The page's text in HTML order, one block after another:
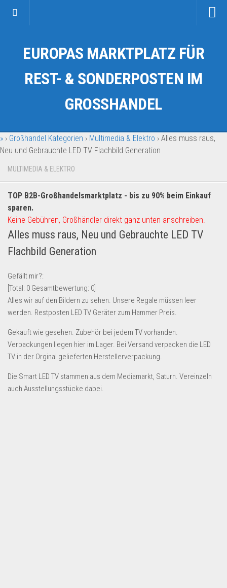
Kategorien
Auto & Motorrad
Fahrzeuge & Transport
Garten & Werkzeug
Geschäft, Büro & Schreibwaren
Geschenkartikel
Handy und Smartphone
Kosmetik & Pflege
Lebensmittel & Getränke
Multimedia & Elektro
Münzen
Spielzeug & Games
Uhren & Schmuck
Wohnen & Einrichten
Restposten-Angebote
Restposten für Privatpersonen
EUROPAS MARKTPLATZ FÜR
REST- & SONDERPOSTEN IM
GROSSHANDEL
» › Großhandel Kategorien › Multimedia & Elektro › Alles muss raus,
Neu und Gebrauchte LED TV Flachbild Generation
MULTIMEDIA & ELEKTRO
TOP B2B-Großhandelsmarktplatz - bis zu 90% beim Einkauf
sparen.
Keine Gebühren, Großhändler direkt ganz unten anschreiben.
Alles muss raus, Neu und Gebrauchte LED TV
Flachbild Generation
Gefällt mir?:
[Total: 0 Gesamtbewertung: 0
Alles wir auf den Bildern zu sehen. Unsere Regale müssen leer
werden. Restposten LED TV Geräter zum Hammer Preis.
Gekauft wie gesehen. Zubehör bei jedem TV vorhanden.
Verpackungen liegen hier im Lager. Bei Versand verpacken die LED
TV in der Orginal gelieferten Herstellerverpackung.
Die Smart LED TV stammen aus dem Mediamarkt, Saturn. Vereinzeln
auch Ausstellungsstücke dabei.